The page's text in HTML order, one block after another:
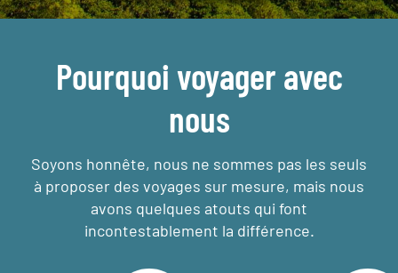
Pourquoi voyager avec
nous
Soyons honnête, nous ne sommes pas les seuls
à proposer des voyages sur mesure, mais nous
avons quelques atouts qui font
incontestablement la différence.